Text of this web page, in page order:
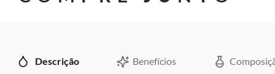
Descrição Benefícios